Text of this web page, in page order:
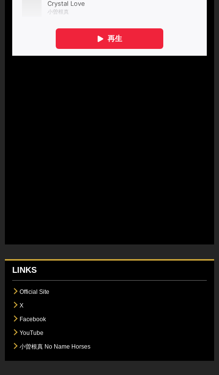
LINKS
Official Site
X
Facebook
YouTube
小曽根真 No Name Horses